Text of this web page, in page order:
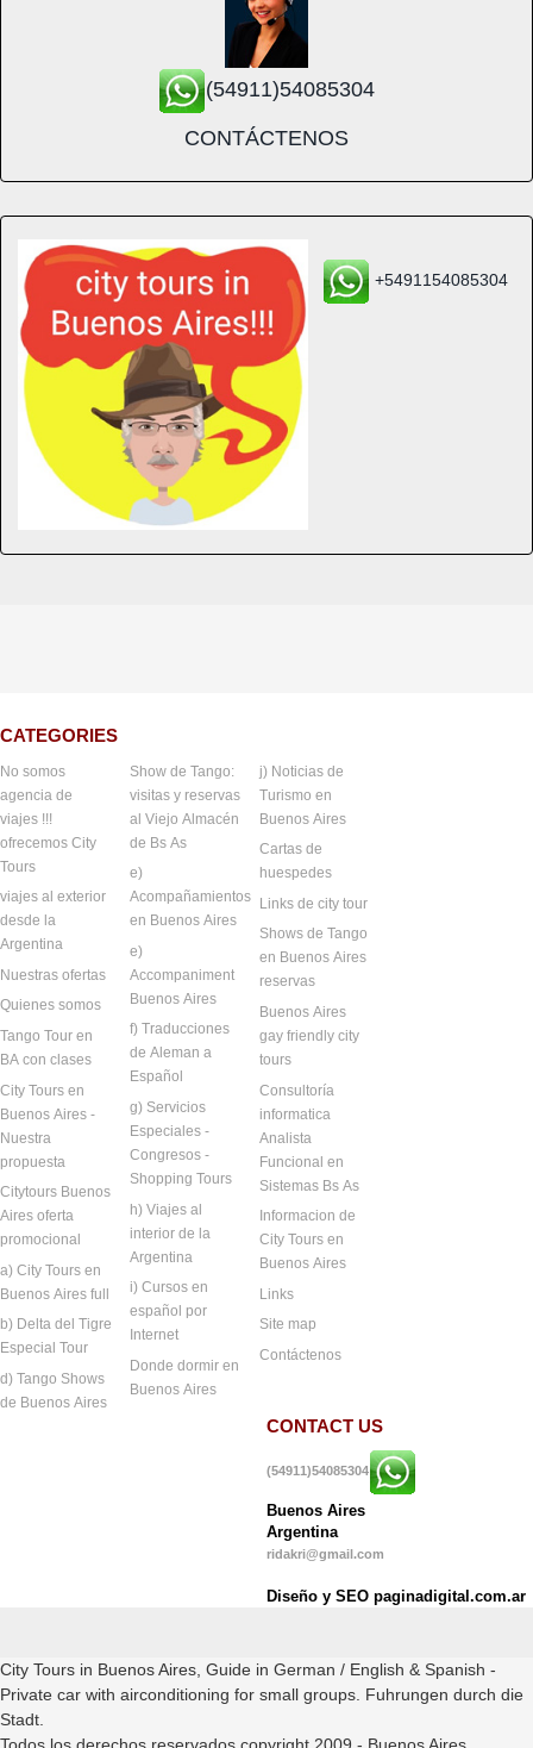
(54911)54085304
CONTÁCTENOS
+5491154085304
CATEGORIES
No somos
agencia de
viajes !!!
ofrecemos City
Tours
viajes al exterior
desde la
Argentina
Nuestras ofertas
Quienes somos
Tango Tour en
BA con clases
City Tours en
Buenos Aires -
Nuestra
propuesta
Citytours Buenos
Aires oferta
promocional
a) City Tours en
Buenos Aires full
b) Delta del Tigre
Especial Tour
d) Tango Shows
de Buenos Aires
Show de Tango:
visitas y reservas
al Viejo Almacén
de Bs As
e)
Acompañamientos
en Buenos Aires
e)
Accompaniment
Buenos Aires
f) Traducciones
de Aleman a
Español
g) Servicios
Especiales -
Congresos -
Shopping Tours
h) Viajes al
interior de la
Argentina
i) Cursos en
español por
Internet
Donde dormir en
Buenos Aires
j) Noticias de
Turismo en
Buenos Aires
Cartas de
huespedes
Links de city tour
Shows de Tango
en Buenos Aires
reservas
Buenos Aires
gay friendly city
tours
Consultoría
informatica
Analista
Funcional en
Sistemas Bs As
Informacion de
City Tours en
Buenos Aires
Links
Site map
Contáctenos
CONTACT US
(54911)54085304
Buenos Aires
Argentina
ridakri@gmail.com
Diseño y SEO paginadigital.com.ar
City Tours in Buenos Aires, Guide in German / English & Spanish -
Private car with airconditioning for small groups. Fuhrungen durch die
Stadt.